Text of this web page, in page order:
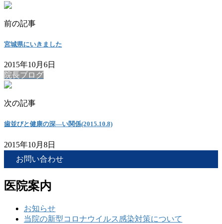
前の記事
宮城県にいきました
2015年10月6日
院長ブログ
次の記事
歯並びと健康の深―い関係(2015.10.8)
2015年10月8日
お問い合わせ
医院案内
お知らせ
当院の新型コロナウイルス感染対策について